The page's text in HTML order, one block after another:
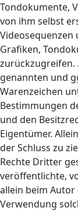
Tondokumente,
von ihm selbst
Videosequenzen
Grafiken,
zurückzugreifen.
genannten und
Warenzeichen
Bestimmungen
und den
Eigentümer.
der Schluss zu
Rechte Dritter
veröffentlichte,
allein beim Autor
Verwendung